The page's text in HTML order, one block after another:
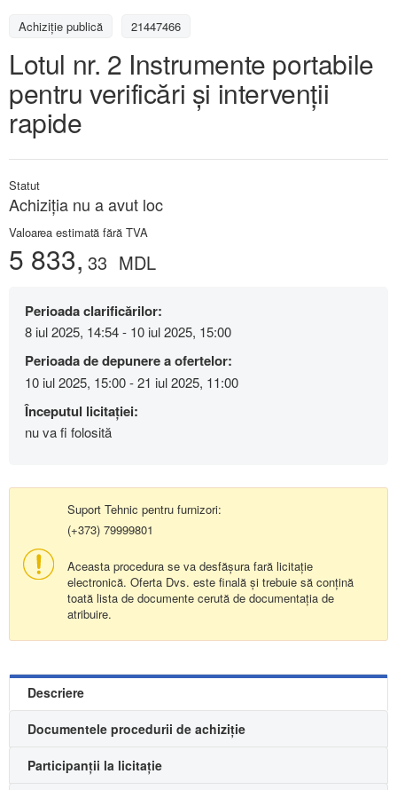
Achiziţie publică 21447466
Lotul nr. 2 Instrumente portabile
pentru verificări și intervenții
rapide
Statut
Achiziţia nu a avut loc
Valoarea estimată fără TVA
5 833, 33 MDL
Perioada clarificărilor:
8 iul 2025, 14:54 - 10 iul 2025, 15:00
Perioada de depunere a ofertelor:
10 iul 2025, 15:00 - 21 iul 2025, 11:00
Începutul licitației:
nu va fi folosită
Suport Tehnic pentru furnizori:
(+373) 79999801
Aceasta procedura se va desfășura fară licitație
electronică. Oferta Dvs. este finală și trebuie să conțină
toată lista de documente cerută de documentația de
atribuire.
Descriere
Documentele procedurii de achiziție
Participanții la licitație